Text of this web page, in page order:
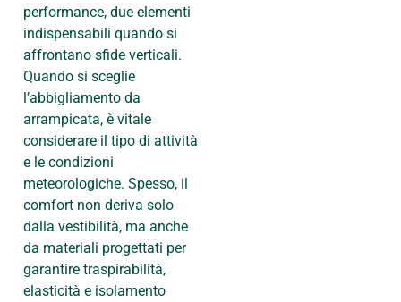
performance, due elementi
indispensabili quando si
affrontano sfide verticali.
Quando si sceglie
l’abbigliamento da
arrampicata, è vitale
considerare il tipo di attività
e le condizioni
meteorologiche. Spesso, il
comfort non deriva solo
dalla vestibilità, ma anche
da materiali progettati per
garantire traspirabilità,
elasticità e isolamento